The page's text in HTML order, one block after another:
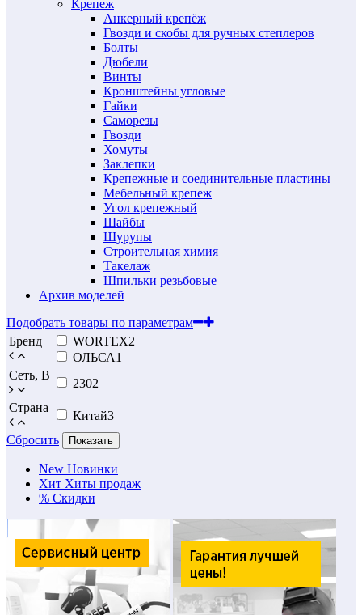
Крепеж
Анкерный крепёж
Гвозди и скобы для ручных степлеров
Болты
Дюбели
Винты
Кронштейны угловые
Гайки
Саморезы
Гвозди
Хомуты
Заклепки
Крепежные и соединительные пластины
Мебельный крепеж
Угол крепежный
Шайбы
Шурупы
Строительная химия
Такелаж
Шпильки резьбовые
Архив моделей
Подобрать товары по параметрам
Бренд
WORTEX2
ОЛЬСА1
Сеть, В
2302
Страна
Китай3
Сбросить
Показать
New Новинки
Хит Хиты продаж
% Скидки